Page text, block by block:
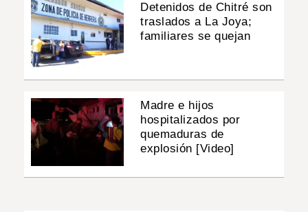
Detenidos de Chitré son
traslados a La Joya;
familiares se quejan
Madre e hijos
hospitalizados por
quemaduras de
explosión [Video]